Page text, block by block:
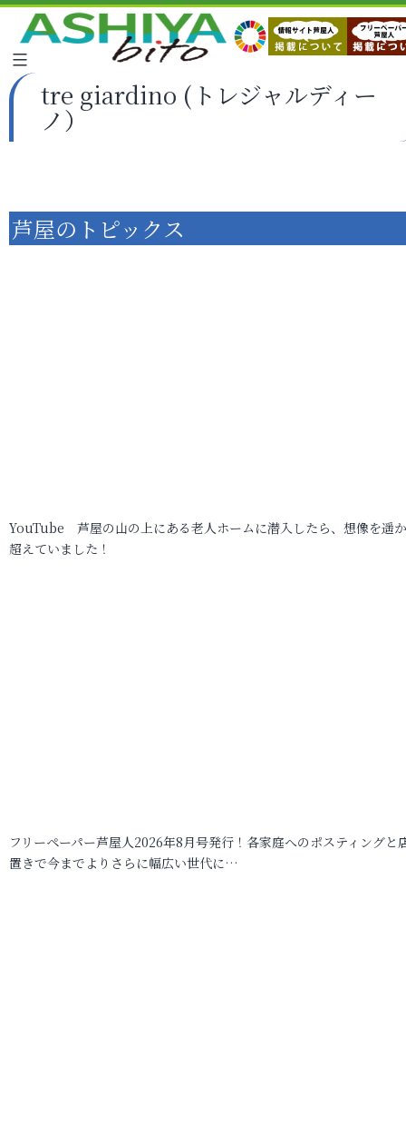
tre giardino (トレジャルディー
ノ）
芦屋のトピックス
YouTube 芦屋の山の上にある老人ホームに潜入したら、想像を遥
超えていました！
フリーペーパー芦屋人2026年8月号発行！各家庭へのポスティングと
置きで今までよりさらに幅広い世代に…